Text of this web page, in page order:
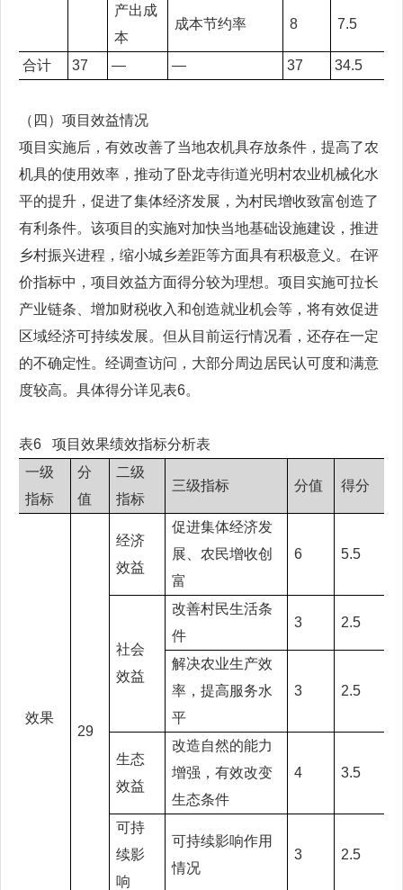
产出成
本
成本节约率 8 7.5
合计 37 — — 37 34.5
（四）项目效益情况
项目实施后，有效改善了当地农机具存放条件，提高了农
机具的使用效率，推动了卧龙寺街道光明村农业机械化水
平的提升，促进了集体经济发展，为村民增收致富创造了
有利条件。该项目的实施对加快当地基础设施建设，推进
乡村振兴进程，缩小城乡差距等方面具有积极意义。在评
价指标中，项目效益方面得分较为理想。项目实施可拉长
产业链条、增加财税收入和创造就业机会等，将有效促进
区域经济可持续发展。但从目前运行情况看，还存在一定
的不确定性。经调查访问，大部分周边居民认可度和满意
度较高。具体得分详见表6。
表6 项目效果绩效指标分析表
一级
指标
分
值
二级
指标
三级指标 分值 得分
效果
29
经济
效益
促进集体经济发
展、农民增收创
富
6 5.5
社会
效益
改善村民生活条
件
3 2.5
解决农业生产效
率，提高服务水
平
3 2.5
生态
效益
改造自然的能力
增强，有效改变
生态条件
4 3.5
可持
续影
响
可持续影响作用
情况
3 2.5